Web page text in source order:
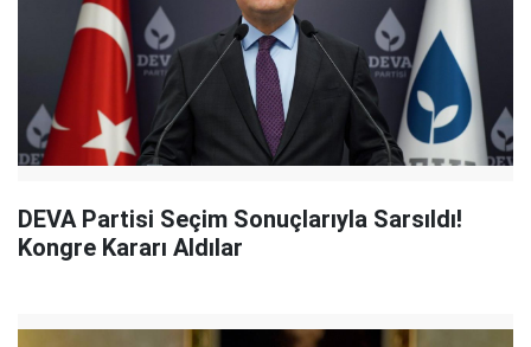
DEVA Partisi Seçim Sonuçlarıyla Sarsıldı!
Kongre Kararı Aldılar